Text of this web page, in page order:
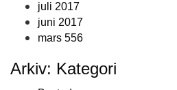
juli 2017
juni 2017
mars 556
Arkiv: Kategori